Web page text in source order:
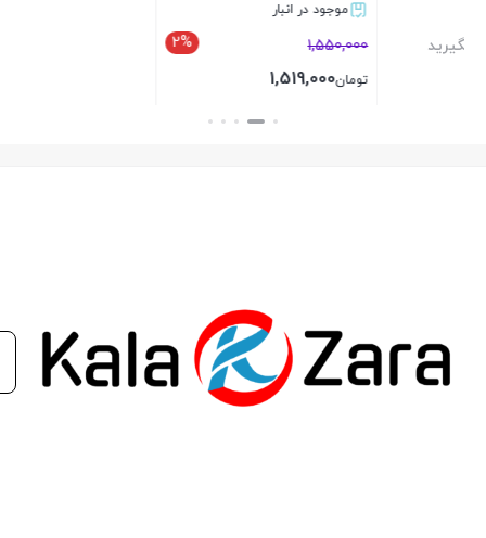
موجود در انبار
1,550,000
1,519,000